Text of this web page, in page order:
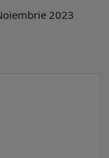
2023